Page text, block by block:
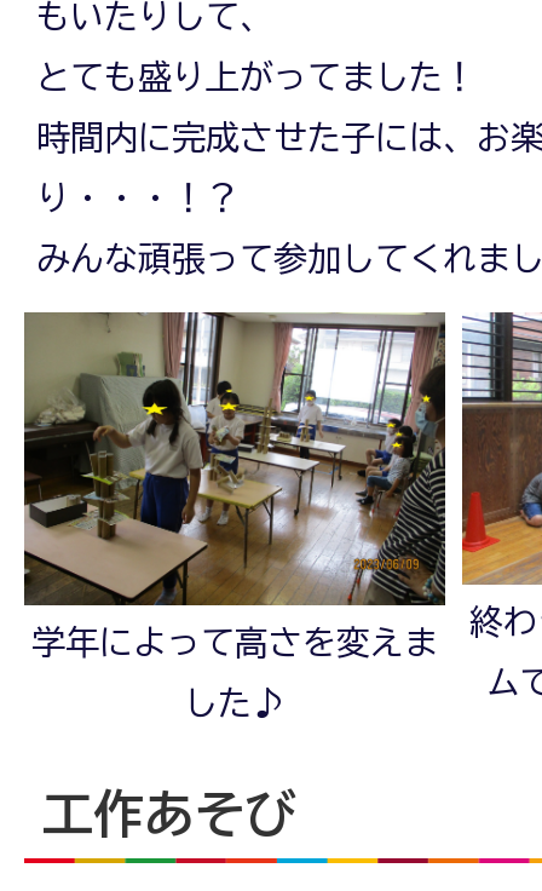
もいたりして、
とても盛り上がってました！
時間内に完成させた子には、お
り・・・！？
みんな頑張って参加してくれま
学年によって高さを変えま
した♪
終
ム
工作あそび